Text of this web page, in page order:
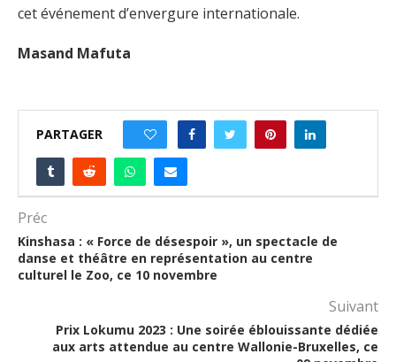
cet événement d’envergure internationale.
Masand Mafuta
PARTAGER
Préc
Kinshasa : « Force de désespoir », un spectacle de
danse et théâtre en représentation au centre
culturel le Zoo, ce 10 novembre
Suivant
Prix Lokumu 2023 : Une soirée éblouissante dédiée
aux arts attendue au centre Wallonie-Bruxelles, ce